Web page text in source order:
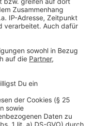
besser an die
bis etwa halb
der Polizei
anschauen, wo
abgeflämmt
der Brandursache